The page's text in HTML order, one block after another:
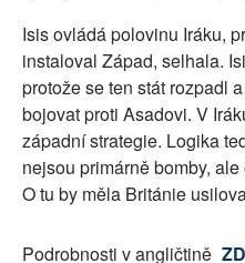
Isis ovládá polovinu Iráku,
instaloval Západ, selhala.
protože se ten stát rozpadl
bojovat proti Asadovi. V
západní strategie. Logika
nejsou primárně bomby,
O tu by měla Británie
Podrobnosti v angličtině